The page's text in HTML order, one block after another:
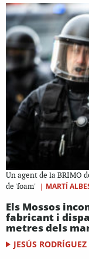
Un agent de la BRIMO
de 'foam' | MARTÍ
Els Mossos
fabricant i
metres dels
JESÚS RODRÍGUEZ